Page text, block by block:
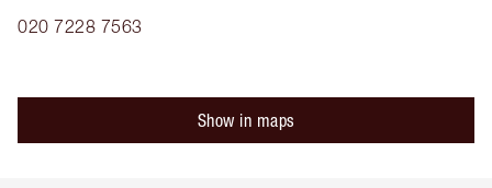
020 7228 7563
Show in maps